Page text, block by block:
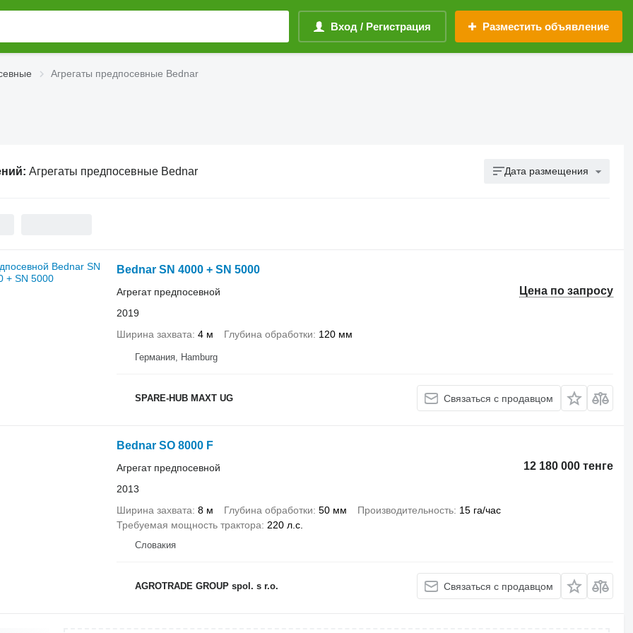
Вход / Регистрация Разместить объявление
Агрегаты предпосевные Bednar
Агрегаты предпосевные Bednar Дата размещения
Bednar SN 4000 + SN 5000
Цена по запросу
Агрегат предпосевной
2019
Ширина захвата 4 м Глубина обработки 120 мм
Германия, Hamburg
SPARE-HUB MAXT UG Связаться с продавцом
Bednar SO 8000 F
12 180 000 тенге
Агрегат предпосевной
2013
Ширина захвата 8 м Глубина обработки 50 мм Производительность 15 га/час
Требуемая мощность трактора
220 л.с.
Словакия
AGROTRADE GROUP spol. s r.o. Связаться с продавцом